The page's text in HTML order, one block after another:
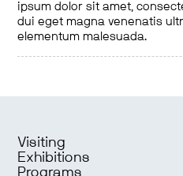
ipsum dolor sit amet,
dui eget magna venenatis
elementum malesuada.
Visiting
Exhibitions
Programs